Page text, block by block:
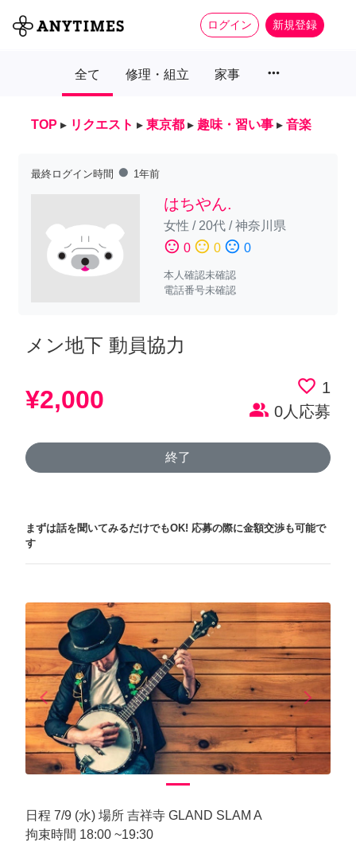
ログイン 新規登録
全て 修理・組立 家事 more_horiz
TOP ▸ リクエスト ▸ 東京都 ▸ 趣味・習い事 ▸ 音楽
最終ログイン時間 fiber_manual_record 1年前
はちやん.
女性 / 20代/神奈川県
sentiment_satisfied 0 sentiment_neutral 0 sentiment_dissatisfied 0
本人確認未確認
電話番号未確認
メン地下 動員協力
¥2,000 favorite_border 1
people_alt 0人応募
終了
まずは話を聞いてみるだけでもOK! 応募の際に金額交渉も可能で
す
arrow_back_iosPrevious arrow_forward_iosNext
日程 7/9 (水) 場所 吉祥寺 GLAND SLAM A
拘束時間 18:00 ~19:30